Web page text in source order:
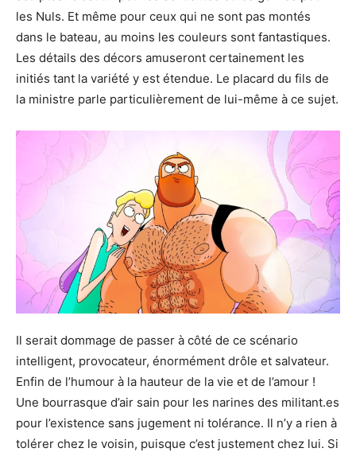
les Nuls. Et même pour ceux qui ne sont pas montés
dans le bateau, au moins les couleurs sont fantastiques.
Les détails des décors amuseront certainement les
initiés tant la variété y est étendue. Le placard du fils de
la ministre parle particulièrement de lui-même à ce sujet.
Il serait dommage de passer à côté de ce scénario
intelligent, provocateur, énormément drôle et salvateur.
Enfin de l’humour à la hauteur de la vie et de l’amour !
Une bourrasque d’air sain pour les narines des militant.es
pour l’existence sans jugement ni tolérance. Il n’y a rien à
tolérer chez le voisin, puisque c’est justement chez lui. Si